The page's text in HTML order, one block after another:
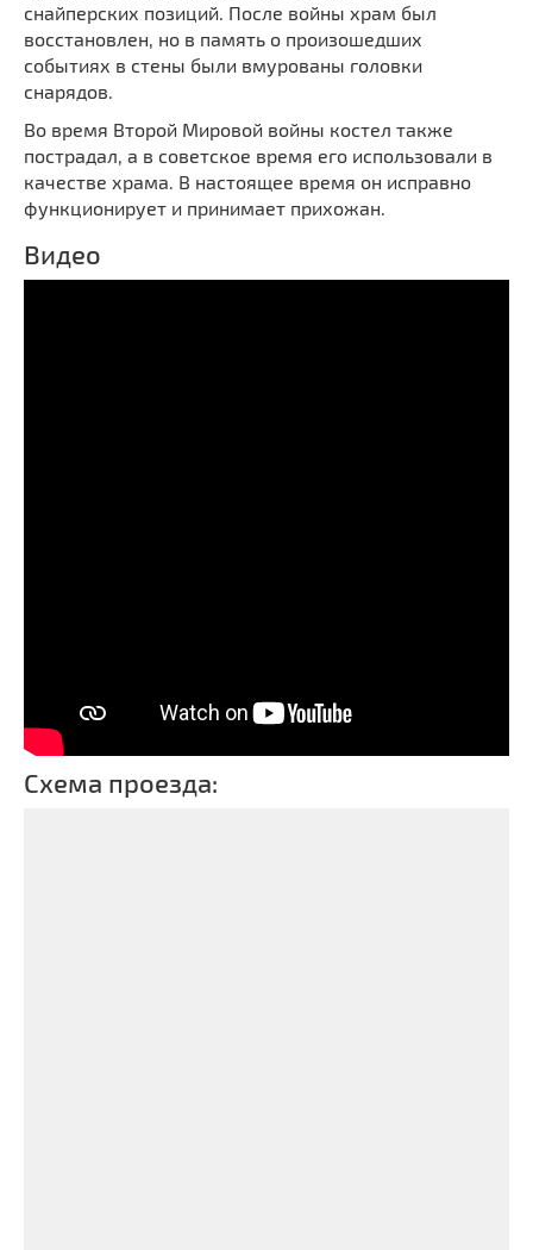
снайперских позиций. После войны храм был
восстановлен, но в память о произошедших
событиях в стены были вмурованы головки
снарядов.
Во время Второй Мировой войны костел также
пострадал, а в советское время его использовали в
качестве храма. В настоящее время он исправно
функционирует и принимает прихожан.
Видео
Схема проезда: